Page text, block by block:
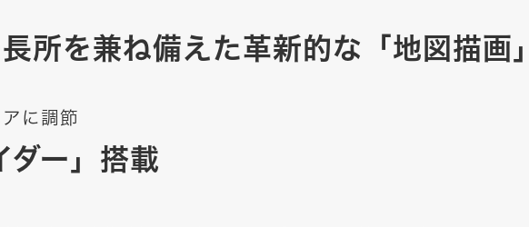
所を兼ね備えた革新的な「地図描画」
に調節
ダー」搭載